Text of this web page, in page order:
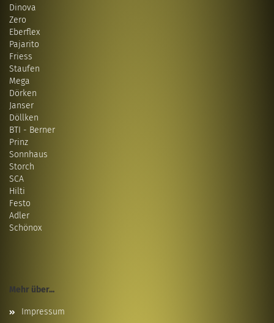
Dinova
Zero
Eberflex
Pajarito
Friess
Staufen
Mega
Dörken
Janser
Döllken
BTI - Berner
Prinz
Sonnhaus
Storch
SCA
Hilti
Festo
Adler
Schönox
Mehr über...
Impressum